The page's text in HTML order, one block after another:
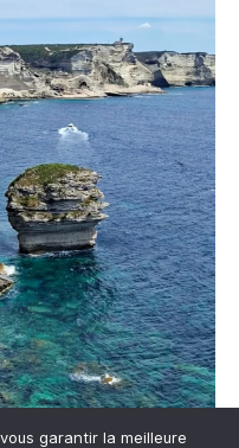
garantir la meilleure